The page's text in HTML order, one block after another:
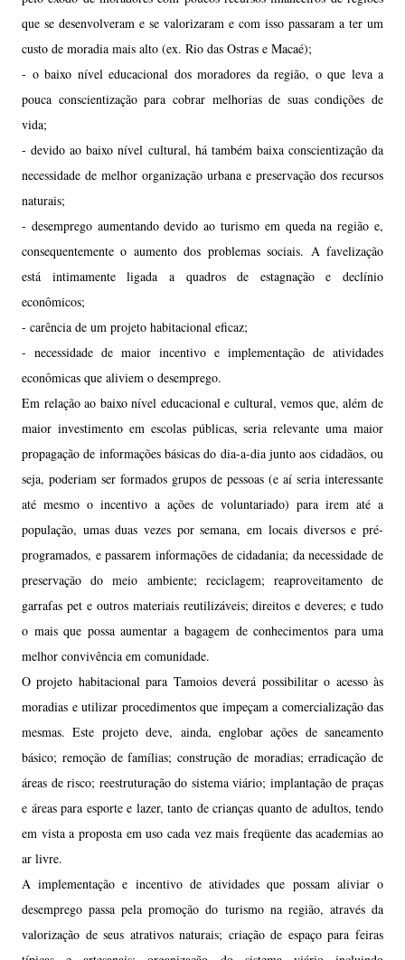
que se desenvolveram e se valorizaram e com isso passaram a ter um
custo de moradia mais alto (ex. Rio das Ostras e Macaé);
- o baixo nível educacional dos moradores da região, o que leva a
pouca conscientização para cobrar melhorias de suas condições de
vida;
- devido ao baixo nível cultural, há também baixa conscientização da
necessidade de melhor organização urbana e preservação dos recursos
naturais;
- desemprego aumentando devido ao turismo em queda na região e,
consequentemente o aumento dos problemas sociais. A favelização
está intimamente ligada a quadros de estagnação e declínio
econômicos;
- carência de um projeto habitacional eficaz;
- necessidade de maior incentivo e implementação de atividades
econômicas que aliviem o desemprego.
Em relação ao baixo nível educacional e cultural, vemos que, além de
maior investimento em escolas públicas, seria relevante uma maior
propagação de informações básicas do dia-a-dia junto aos cidadãos, ou
seja, poderiam ser formados grupos de pessoas (e aí seria interessante
até mesmo o incentivo a ações de voluntariado) para irem até a
população, umas duas vezes por semana, em locais diversos e pré-
programados, e passarem informações de cidadania; da necessidade de
preservação do meio ambiente; reciclagem; reaproveitamento de
garrafas pet e outros materiais reutilizáveis; direitos e deveres; e tudo
o mais que possa aumentar a bagagem de conhecimentos para uma
melhor convivência em comunidade.
O projeto habitacional para Tamoios deverá possibilitar o acesso às
moradias e utilizar procedimentos que impeçam a comercialização das
mesmas. Este projeto deve, ainda, englobar ações de saneamento
básico; remoção de famílias; construção de moradias; erradicação de
áreas de risco; reestruturação do sistema viário; implantação de praças
e áreas para esporte e lazer, tanto de crianças quanto de adultos, tendo
em vista a proposta em uso cada vez mais freqüente das academias ao
ar livre.
A implementação e incentivo de atividades que possam aliviar o
desemprego passa pela promoção do turismo na região, através da
valorização de seus atrativos naturais; criação de espaço para feiras